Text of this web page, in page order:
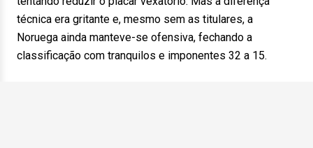
técnica era gritante e, mesmo sem as titulares, a
Noruega ainda manteve-se ofensiva, fechando a
classificação com tranquilos e imponentes 32 a 15.